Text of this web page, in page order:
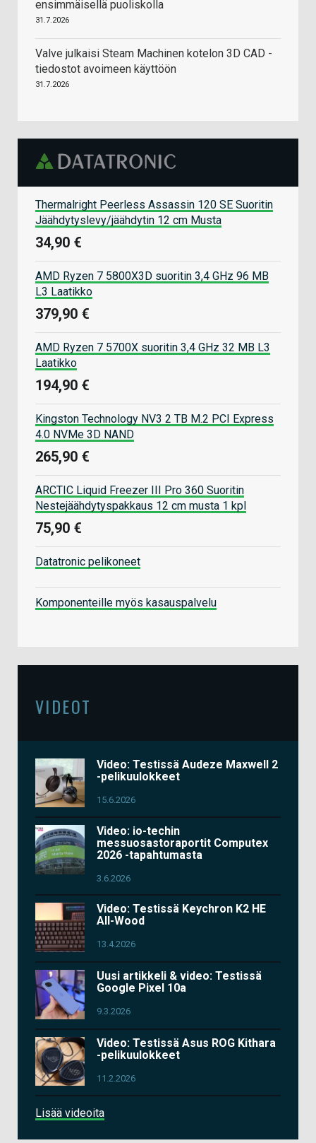
ensimmäisellä puoliskolla
31.7.2026
Valve julkaisi Steam Machinen kotelon 3D CAD -
tiedostot avoimeen käyttöön
31.7.2026
Thermalright Peerless Assassin 120 SE Suoritin
Jäähdytyslevy/jäähdytin 12 cm Musta
34,90 €
AMD Ryzen 7 5800X3D suoritin 3,4 GHz 96 MB
L3 Laatikko
379,90 €
AMD Ryzen 7 5700X suoritin 3,4 GHz 32 MB L3
Laatikko
194,90 €
Kingston Technology NV3 2 TB M.2 PCI Express
4.0 NVMe 3D NAND
265,90 €
ARCTIC Liquid Freezer III Pro 360 Suoritin
Nestejäähdytyspakkaus 12 cm musta 1 kpl
75,90 €
Datatronic pelikoneet
Komponenteille myös kasauspalvelu
VIDEOT
Video: Testissä Audeze Maxwell 2
-pelikuulokkeet
15.6.2026
Video: io-techin
messuosastoraportit Computex
2026 -tapahtumasta
3.6.2026
Video: Testissä Keychron K2 HE
All-Wood
13.4.2026
Uusi artikkeli & video: Testissä
Google Pixel 10a
9.3.2026
Video: Testissä Asus ROG Kithara
-pelikuulokkeet
11.2.2026
Lisää videoita